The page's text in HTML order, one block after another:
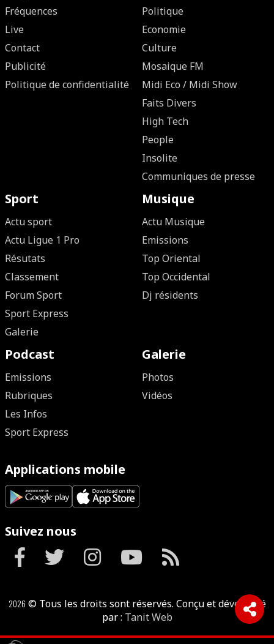
Fréquences
Live
Contact
Publicité
Politique de confidentialité
Politique
Economie
Culture
Mosaique FM
Midi Eco / Midi Show
Faits Divers
High Tech
People
Insolite
Communiques de presse
Sport
Actu sport
Actu Ligue 1 Pro
Résutats
Classement
Forum Sport
Sport Express
Galerie
Musique
Actu Musique
Emissions
Top Oriental
Top Occidental
Dj résidents
Podcast
Emissions
Rubriques
Les Infos
Sport Express
Galerie
Photos
Vidéos
Applications mobile
Suivez nous
2026 © Tous les droits sont réservés. Conçu et développé
par : Tanit Web